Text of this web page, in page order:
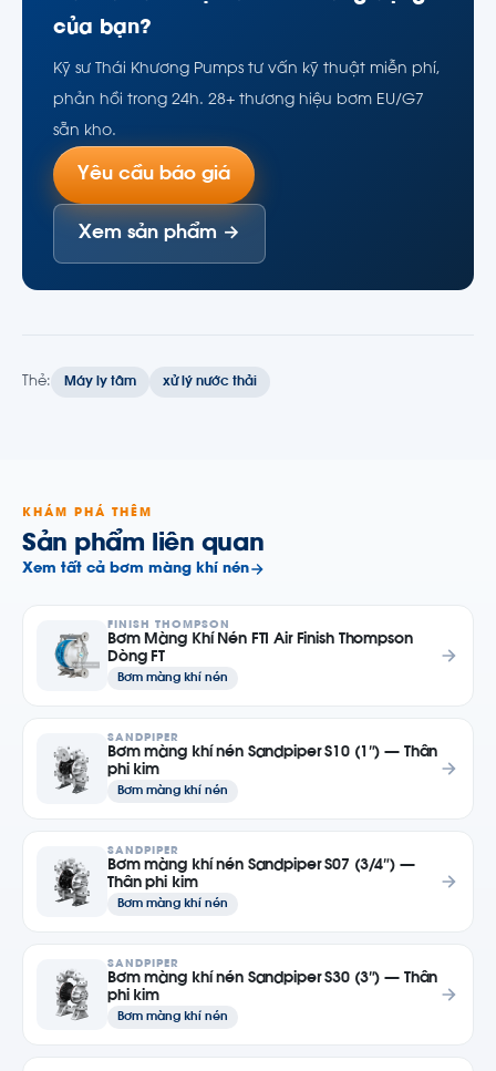
của bạn?
Kỹ sư Thái Khương Pumps tư vấn kỹ thuật miễn phí,
phản hồi trong 24h. 28+ thương hiệu bơm EU/G7
sẵn kho.
Yêu cầu báo giá
Xem sản phẩm →
Thẻ: Máy ly tâm xử lý nước thải
KHÁM PHÁ THÊM
Sản phẩm liên quan
Xem tất cả bơm màng khí nén
FINISH THOMPSON
Bơm Màng Khí Nén FTI Air Finish Thompson
Dòng FT
Bơm màng khí nén
SANDPIPER
Bơm màng khí nén Sandpiper S10 (1″) — Thân
phi kim
Bơm màng khí nén
SANDPIPER
Bơm màng khí nén Sandpiper S07 (3/4″) —
Thân phi kim
Bơm màng khí nén
SANDPIPER
Bơm màng khí nén Sandpiper S30 (3″) — Thân
phi kim
Bơm màng khí nén